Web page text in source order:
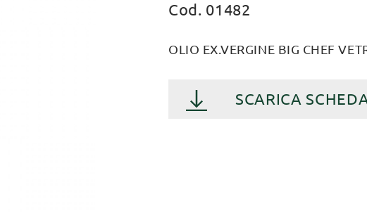
Cod. 01482
OLIO EX.VERGINE BIG CHEF
SCARICA